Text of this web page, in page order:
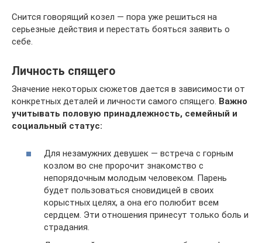
Снится говорящий козел — пора уже решиться на
серьезные действия и перестать бояться заявить о
себе.
Личность спящего
Значение некоторых сюжетов дается в зависимости от
конкретных деталей и личности самого спящего. Важно
учитывать половую принадлежность, семейный и
социальный статус:
Для незамужних девушек — встреча с горным
козлом во сне пророчит знакомство с
непорядочным молодым человеком. Парень
будет пользоваться сновидицей в своих
корыстных целях, а она его полюбит всем
сердцем. Эти отношения принесут только боль и
страдания.